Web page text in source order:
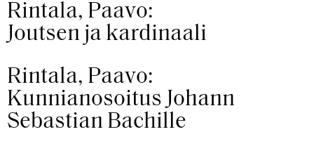
Rintala, Paavo:
Joutsen ja kardinaali
Rintala, Paavo:
Kunnianosoitus Johann
Sebastian Bachille